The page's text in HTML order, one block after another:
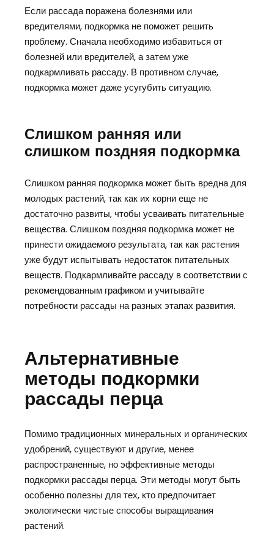
Если рассада поражена болезнями или
вредителями, подкормка не поможет решить
проблему. Сначала необходимо избавиться от
болезней или вредителей, а затем уже
подкармливать рассаду. В противном случае,
подкормка может даже усугубить ситуацию.
Слишком ранняя или
слишком поздняя подкормка
Слишком ранняя подкормка может быть вредна для
молодых растений, так как их корни еще не
достаточно развиты, чтобы усваивать питательные
вещества. Слишком поздняя подкормка может не
принести ожидаемого результата, так как растения
уже будут испытывать недостаток питательных
веществ. Подкармливайте рассаду в соответствии с
рекомендованным графиком и учитывайте
потребности рассады на разных этапах развития.
Альтернативные
методы подкормки
рассады перца
Помимо традиционных минеральных и органических
удобрений, существуют и другие, менее
распространенные, но эффективные методы
подкормки рассады перца. Эти методы могут быть
особенно полезны для тех, кто предпочитает
экологически чистые способы выращивания
растений.